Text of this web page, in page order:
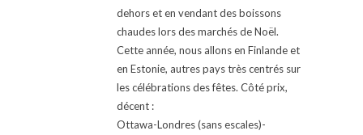
dehors et en vendant des boissons
chaudes lors des marchés de Noël.
Cette année, nous allons en Finlande et
en Estonie, autres pays très centrés sur
les célébrations des fêtes. Côté prix,
décent :
Ottawa-Londres (sans escales)-